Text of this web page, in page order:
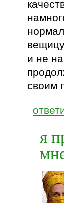
и не
своим
я